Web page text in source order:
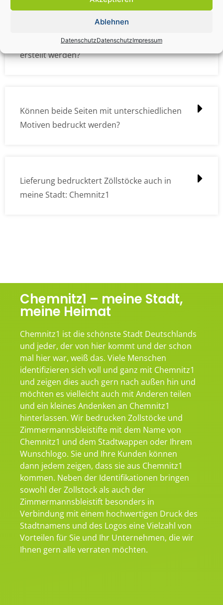
Ablehnen
DatenschutzDatenschutzImpressum
Wie müssen die Druckdateien angelegt /
erstellt werden?
Können beide Seiten mit unterschiedlichen
Motiven bedruckt werden?
Lieferung bedrucktert Zöllstöcke auch in
meine Stadt: Chemnitz1
Chemnitz1 – meine Stadt,
meine Heimat
Chemnitz1 ist die schönste Stadt Deutschlands
und jeder, der von hier kommt und der schon
mal hier war, weiß das. Viele Menschen
identifizieren sich voll und ganz mit Chemnitz1
und zeigen dies auch gern nach außen hin und
möchten es vielleicht auch mit Anderen teilen
und ein kleines Andenken an Chemnitz1
hinterlassen. Wir bedrucken Zollstöcke und
Zimmermannsbleistifte mit dem Name von
Chemnitz1 und dem Stadtwappen oder Ihrem
Wunschlogo. Sie und Ihre Kunden können
dann jedem zeigen, dass sie aus Chemnitz1
kommen. Neben der Identifikationen bringen
sowohl der Zollstock als auch der
Zimmermannsbleistift besonders in
Verbindung mit einem hochwertigen Druck des
Stadtnamens und des Logos eine Vielzahl von
Vorteilen für Sie und Ihr Unternehmen, die wir
Ihnen gern alle verraten möchten.